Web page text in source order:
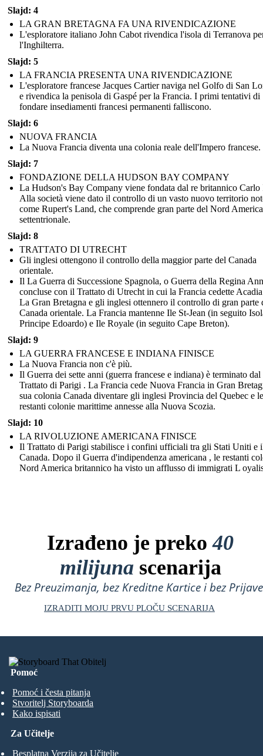
Slajd: 4
LA GRAN BRETAGNA FA UNA RIVENDICAZIONE
L'esploratore italiano John Cabot rivendica l'isola di Terranova
l'Inghilterra.
Slajd: 5
LA FRANCIA PRESENTA UNA RIVENDICAZIONE
L'esploratore francese Jacques Cartier naviga nel Golfo di San
e rivendica la penisola di Gaspé per la Francia. I primi tentativi di
fondare insediamenti francesi permanenti falliscono.
Slajd: 6
NUOVA FRANCIA
La Nuova Francia diventa una colonia reale dell'Impero francese.
Slajd: 7
FONDAZIONE DELLA HUDSON BAY COMPANY
La Hudson's Bay Company viene fondata dal re britannico Carlo
Alla società viene dato il controllo di un vasto nuovo territorio
come Rupert's Land, che comprende gran parte del Nord America
settentrionale.
Slajd: 8
TRATTATO DI UTRECHT
Gli inglesi ottengono il controllo della maggior parte del Canada
orientale.
Il La Guerra di Successione Spagnola, o Guerra della Regina
concluse con il Trattato di Utrecht in cui la Francia cedette
La Gran Bretagna e gli inglesi ottennero il controllo di gran parte
Canada orientale. La Francia mantenne Ile St-Jean (in seguito
Principe Edoardo) e Ile Royale (in seguito Cape Breton).
Slajd: 9
LA GUERRA FRANCESE E INDIANA FINISCE
La Nuova Francia non c'è più.
Il Guerra dei sette anni (guerra francese e indiana) è terminato dal
Trattato di Parigi . La Francia cede Nuova Francia in Gran
sua colonia Canada diventare gli inglesi Provincia del Quebec e
restanti colonie marittime annesse alla Nuova Scozia.
Slajd: 10
LA RIVOLUZIONE AMERICANA FINISCE
Il Trattato di Parigi stabilisce i confini ufficiali tra gli Stati Uniti e
Canada. Dopo il Guerra d'indipendenza americana , le restanti
Nord America britannico ha visto un afflusso di immigrati L
Izrađeno je preko40
milijuna scenarija
Bez Preuzimanja, bez Kreditne Kartice i bez
IZRADITI MOJU PRVU PLOČU SCENARIJA
Pomoć
Pomoć i česta pitanja
Stvoritelj Storyboarda
Kako ispisati
Za Učitelje
Besplatna Verzija za Učitelje